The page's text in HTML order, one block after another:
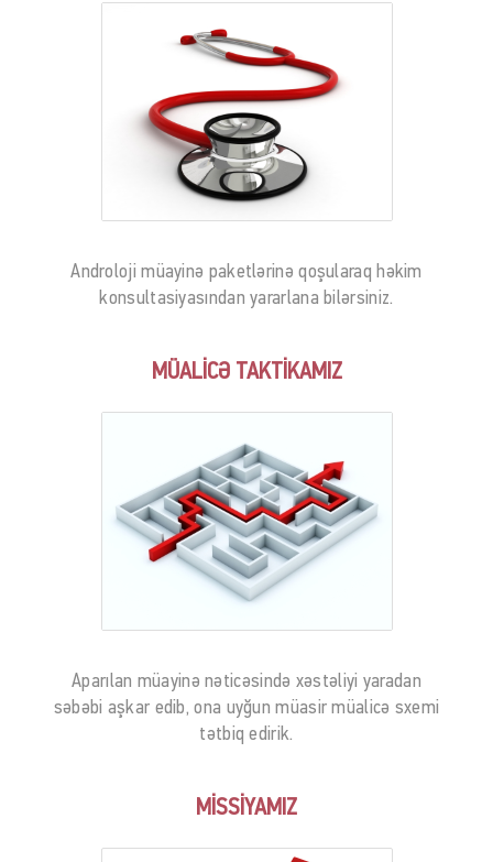
Androloji müayinə paketlərinə qoşularaq həkim
konsultasiyasından yararlana bilərsiniz.
MÜALİCƏ TAKTİKAMIZ
Aparılan müayinə nəticəsində xəstəliyi yaradan
səbəbi aşkar edib, ona uyğun müasir müalicə sxemi
tətbiq edirik.
MİSSİYAMIZ